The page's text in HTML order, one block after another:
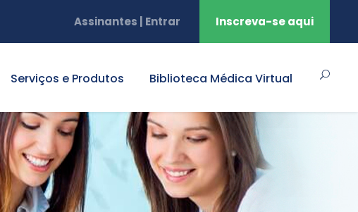
Assinantes | Entrar Inscreva-se aqui
Serviços e Produtos Biblioteca Médica Virtual